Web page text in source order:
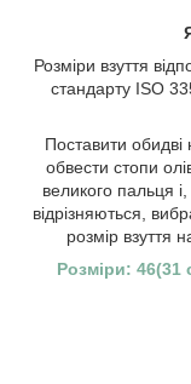
Розміри взуття
стандарту ISO
Поставити
обвести стопи
великого пальця
відрізняються,
розмір взуття
Розміри: 46(31